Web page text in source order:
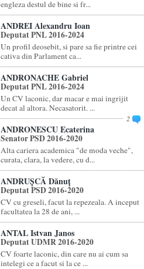
engleza destul de bine si fr...
ANDREI Alexandru Ioan
Deputat PNL 2016-2024
Un profil deosebit, si pare sa fie printre cei
cativa din Parlament ca...
ANDRONACHE Gabriel
Deputat PNL 2016-2024
Un CV laconic, dar macar e mai ingrijit
decat al altora. Necasatorit. ...
2
ANDRONESCU Ecaterina
Senator PSD 2016-2020
Alta cariera academica "de moda veche",
curata, clara, la vedere, cu d...
ANDRUȘCĂ Dănuț
Deputat PSD 2016-2020
CV cu greseli, facut la repezeala. A inceput
facultatea la 28 de ani, ...
ANTAL Istvan Janos
Deputat UDMR 2016-2020
CV foarte laconic, din care nu ai cum sa
intelegi ce a facut si la ce ...